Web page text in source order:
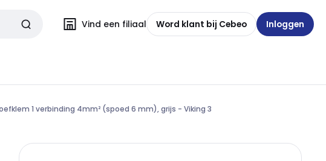
Vind een filiaal Word klant bij Cebeo Inloggen
1 verbinding 4mm² (spoed 6 mm), grijs - Viking 3